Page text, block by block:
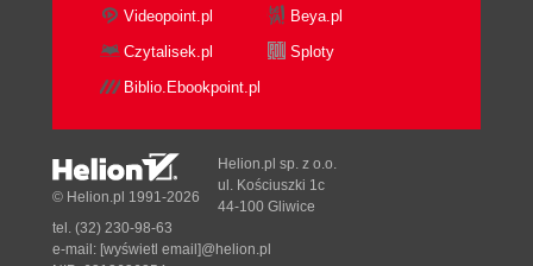
Videopoint.pl
Beya.pl
Czytalisek.pl
Sploty
Biblio.Ebookpoint.pl
© Helion.pl 1991-2026
Helion.pl sp. z o.o.
ul. Kościuszki 1c
44-100 Gliwice
tel. (32) 230-98-63
e-mail: [wyświetl email]@helion.pl